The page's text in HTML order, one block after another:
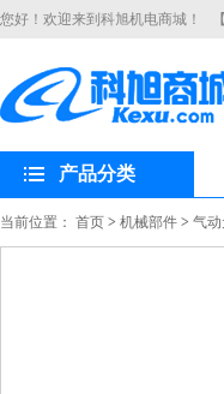
您好！欢迎来到科旭机电商城！
产品分类
当前位置： 首页 > 机械部件 > 气